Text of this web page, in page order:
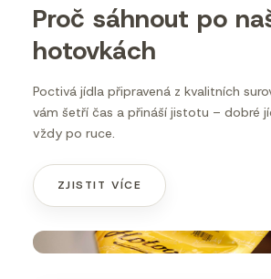
Proč sáhnout po
hotovkách
Poctivá jídla připravená z kvalitních
vám šetří čas a přináší jistotu – dobré
vždy po ruce.
ZJISTIT VÍCE